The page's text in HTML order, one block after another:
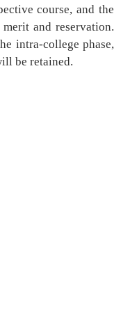
course, and the
and reservation.
intra-college phase,
be retained.